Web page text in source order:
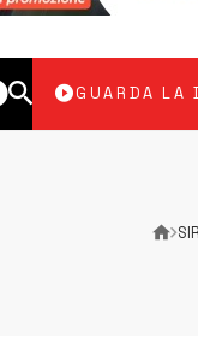
GUARDA LA